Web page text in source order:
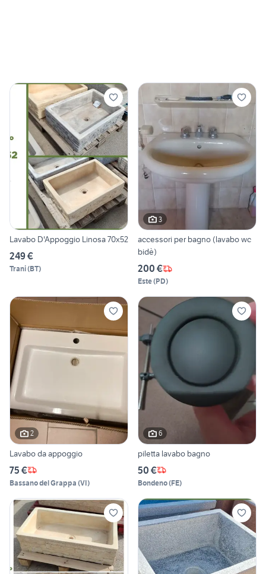
Lavabo D'Appoggio Linosa 70x52
249 €
Trani(BT)
3
accessori per bagno (lavabo wc
bidè)
200 €
Este(PD)
2
Lavabo da appoggio
75 €
Bassano del Grappa (VI)
6
piletta lavabo bagno
50 €
Bondeno(FE)